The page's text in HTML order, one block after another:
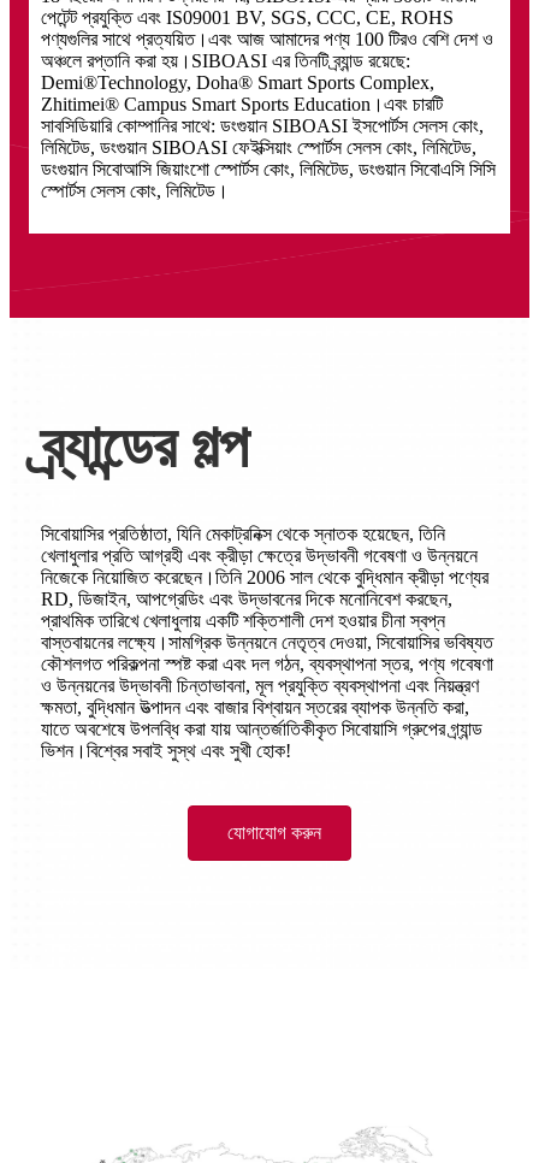
পেটেন্ট প্রযুক্তি এবং IS09001 BV, SGS, CCC, CE, ROHS
পণ্যগুলির সাথে প্রত্যয়িত।এবং আজ আমাদের পণ্য 100 টিরও বেশি দেশ ও
অঞ্চলে রপ্তানি করা হয়।SIBOASI এর তিনটি ব্র্যান্ড রয়েছে:
Demi®Technology, Doha® Smart Sports Complex,
Zhitimei® Campus Smart Sports Education।এবং চারটি
সাবসিডিয়ারি কোম্পানির সাথে: ডংগুয়ান SIBOASI ইসপোর্টস সেলস কোং,
লিমিটেড, ডংগুয়ান SIBOASI ফেইক্সিয়াং স্পোর্টস সেলস কোং, লিমিটেড,
ডংগুয়ান সিবোআসি জিয়াংশো স্পোর্টস কোং, লিমিটেড, ডংগুয়ান সিবোএসি সিসি
স্পোর্টস সেলস কোং, লিমিটেড।
ব্র্যান্ডের গল্প
সিবোয়াসির প্রতিষ্ঠাতা, যিনি মেকাট্রনিক্স থেকে স্নাতক হয়েছেন, তিনি
খেলাধুলার প্রতি আগ্রহী এবং ক্রীড়া ক্ষেত্রে উদ্ভাবনী গবেষণা ও উন্নয়নে
নিজেকে নিয়োজিত করেছেন।তিনি 2006 সাল থেকে বুদ্ধিমান ক্রীড়া পণ্যের
RD, ডিজাইন, আপগ্রেডিং এবং উদ্ভাবনের দিকে মনোনিবেশ করছেন,
প্রাথমিক তারিখে খেলাধুলায় একটি শক্তিশালী দেশ হওয়ার চীনা স্বপ্ন
বাস্তবায়নের লক্ষ্যে।সামগ্রিক উন্নয়নে নেতৃত্ব দেওয়া, সিবোয়াসির ভবিষ্যত
কৌশলগত পরিকল্পনা স্পষ্ট করা এবং দল গঠন, ব্যবস্থাপনা স্তর, পণ্য গবেষণা
ও উন্নয়নের উদ্ভাবনী চিন্তাভাবনা, মূল প্রযুক্তি ব্যবস্থাপনা এবং নিয়ন্ত্রণ
ক্ষমতা, বুদ্ধিমান উত্পাদন এবং বাজার বিশ্বায়ন স্তরের ব্যাপক উন্নতি করা,
যাতে অবশেষে উপলব্ধি করা যায় আন্তর্জাতিকীকৃত সিবোয়াসি গ্রুপের গ্র্যান্ড
ভিশন।বিশ্বের সবাই সুস্থ এবং সুখী হোক!
যোগাযোগ করুন